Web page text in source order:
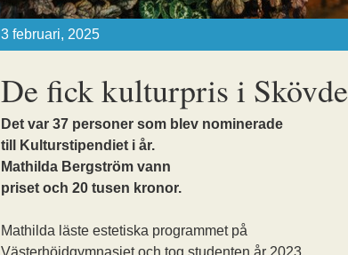
3 februari, 2025
De fick kulturpris i Skövde
Det var 37 personer som blev nominerade
till Kulturstipendiet i år.
Mathilda Bergström vann
priset och 20 tusen kronor.
Mathilda läste estetiska programmet på